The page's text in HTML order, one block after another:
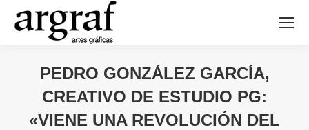
PEDRO GONZÁLEZ GARCÍA,
CREATIVO DE ESTUDIO PG:
«VIENE UNA REVOLUCIÓN DEL